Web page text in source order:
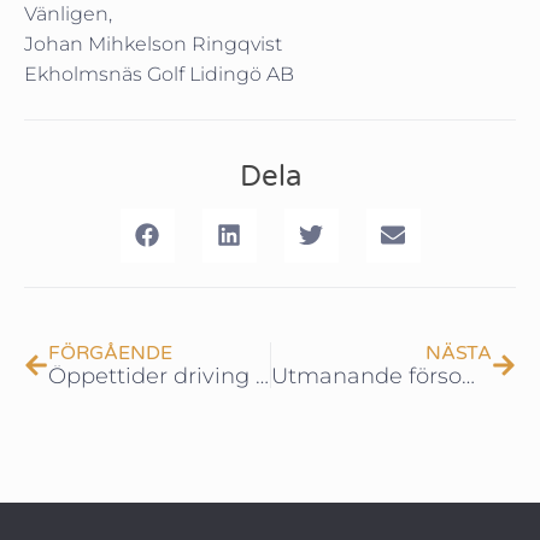
Vänligen,
Johan Mihkelson Ringqvist
Ekholmsnäs Golf Lidingö AB
Dela
FÖRGÅENDE
Öppettider driving rangen 24
NÄSTA
Utmanande försommarväder!